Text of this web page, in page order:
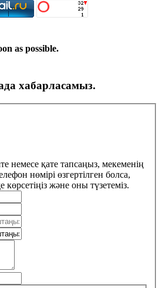
as possible.
хабарласамыз.
немесе қате тапсаңыз, мекеменің
нөмірі өзгертілген болса,
көрсетіңіз және оны түзетеміз.